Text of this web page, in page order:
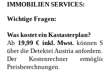
IMMOBILIEN SERVICES:
Wichtige Fragen:
Was kostet ein Kastasterplan?
Ab 19,99 € inkl. Mwst. können
über die Detektei Austria anfordern.
Der Kostenrechner
Preisberechnungen.